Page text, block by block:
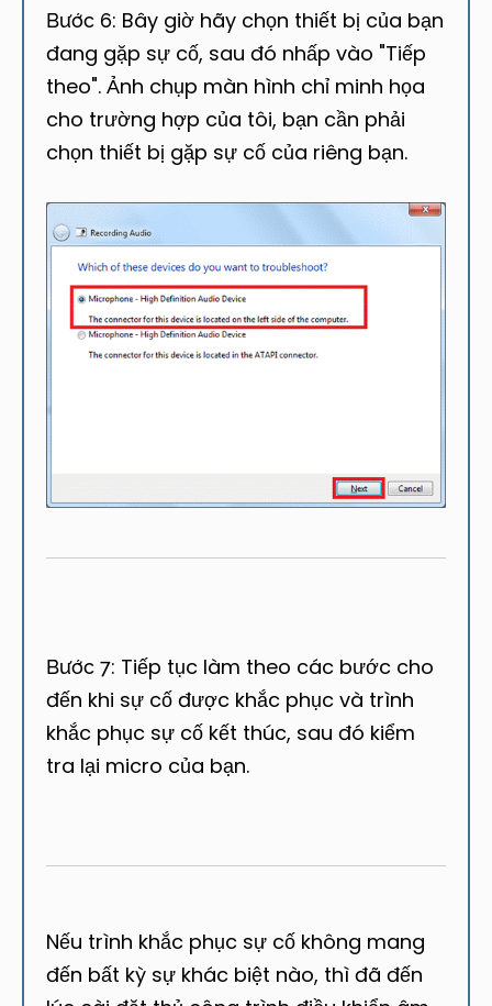
Bước 6: Bây giờ hãy chọn thiết bị của bạn
đang gặp sự cố, sau đó nhấp vào "Tiếp
theo". Ảnh chụp màn hình chỉ minh họa
cho trường hợp của tôi, bạn cần phải
chọn thiết bị gặp sự cố của riêng bạn.
Bước 7: Tiếp tục làm theo các bước cho
đến khi sự cố được khắc phục và trình
khắc phục sự cố kết thúc, sau đó kiểm
tra lại micro của bạn.
Nếu trình khắc phục sự cố không mang
đến bất kỳ sự khác biệt nào, thì đã đến